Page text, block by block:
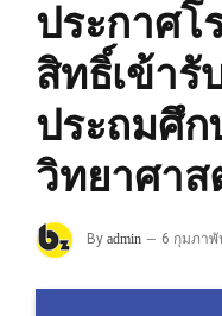
ประกาศโ
สิทธิ์เข้ารั
ประถมศึก
วิทยาศา
By admin 6 กุมภาพั